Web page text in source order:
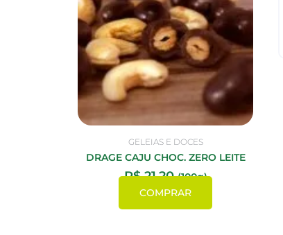
GELEIAS E DOCES
DRAGE CAJU CHOC. ZERO LEITE
R$21,20 (100g)
COMPRAR